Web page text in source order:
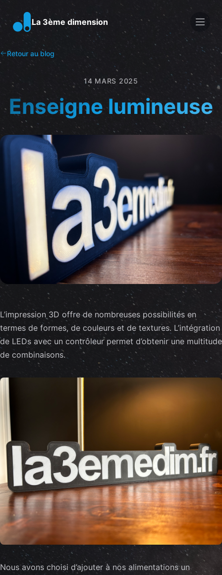
La 3ème dimension
Retour au blog
14 MARS 2025
Enseigne lumineuse
L’impression 3D offre de nombreuses possibilités en
termes de formes, de couleurs et de textures. L’intégration
de LEDs avec un contrôleur permet d’obtenir une multitude
de combinaisons.
Nous avons choisi d’ajouter à nos alimentations un